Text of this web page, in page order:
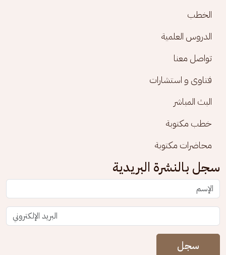
الخطب
الدروس العلمية
تواصل معنا
فتاوى و استشارات
البث المباشر
خطب مكتوبة
محاضرات مكتوبة
سجل بالنشرة البريدية
سجل